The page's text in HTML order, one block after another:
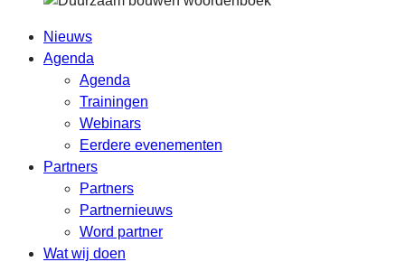
Nieuws
Agenda
Agenda
Trainingen
Webinars
Eerdere evenementen
Partners
Partners
Partnernieuws
Word partner
Wat wij doen